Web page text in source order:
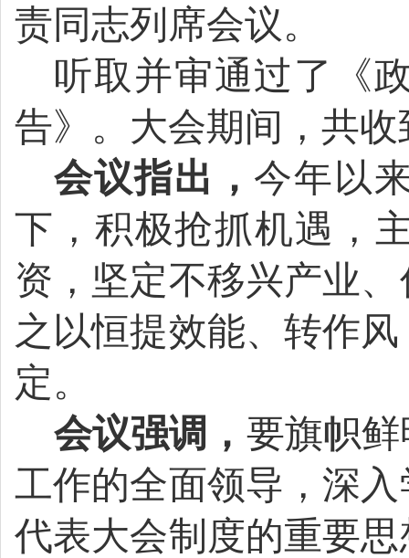
责同志列席会议。
听取 并审通过了《
告》。大会期间，共
会议指出， 今年以
下，积极抢抓机遇，
资，坚定不移兴产业
之以恒提效能、转作
定。
会议强调， 要旗帜
工作的全面领导，深
代表大会制度的重要思